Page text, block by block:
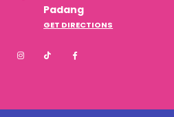
Padang
GET DIRECTIONS